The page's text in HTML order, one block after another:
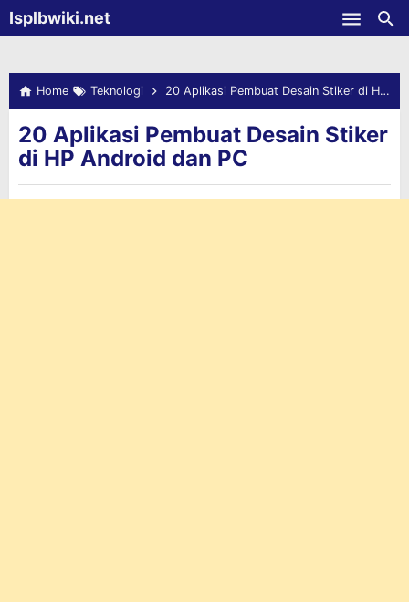
-->Isplbwiki.net
Home Teknologi 20 Aplikasi Pembuat Desain Stiker di HP Android dan PC
20 Aplikasi Pembuat Desain Stiker
di HP Android dan PC